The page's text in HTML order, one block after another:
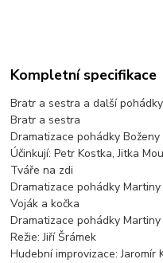
Kompletní specifikace
Bratr a sestra a další pohádky
Bratr a sestra
Dramatizace pohádky Boženy
Účinkují: Petr Kostka, Jitka
Tváře na zdi
Dramatizace pohádky
Voják a kočka
Dramatizace pohádky
Režie: Jiří Šrámek
Hudební improvizace: Jaromír